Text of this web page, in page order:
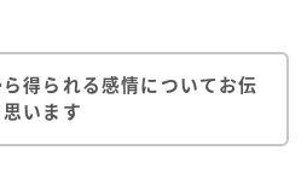
得られる感情についてお伝
います